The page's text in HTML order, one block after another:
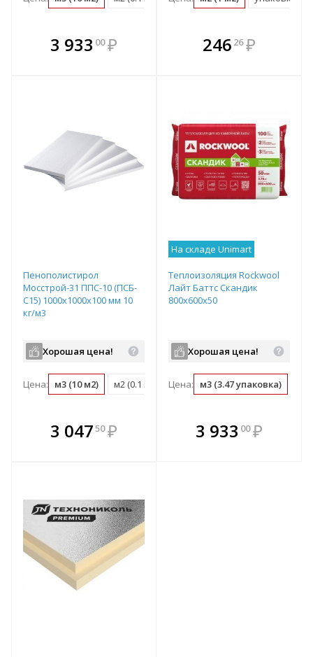
3 933 00 ₽
В комплекте
всегда выгоднее!
В комплекте
всегда выгоднее!
246 26 ₽
Пенополистирол
Мосстрой-31 ППС-10 (ПСБ-
С15) 1000х1000х100 мм 10
кг/м3
Хорошая цена!
Цена: м3 (10 м2) м2 (0.1 м3) упаковка (0.6 м3)
3 04750 ₽
В комплекте
всегда выгоднее!
На складе Unimart
Теплоизоляция Rockwool
Лайт Баттс Скандик
800х600х50
Хорошая цена!
Цена: м3 (3.47 упаковка)
В комплекте
всегда выгоднее!
3 933 00 ₽